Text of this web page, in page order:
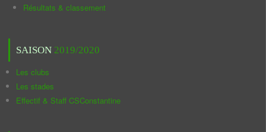
Résultats & classement
SAISON 2019/2020
Les clubs
Les stades
Effectif & Staff CSConstantine